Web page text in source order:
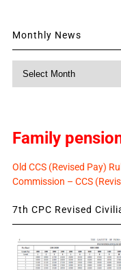
Monthly News
Monthly
Family
Old CCS (Revised Pay)
Commission – CCS
7th CPC Revised